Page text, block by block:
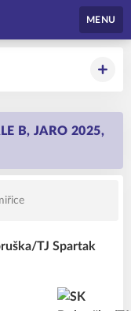
MENU
B, JARO 2025,
TJ Spartak